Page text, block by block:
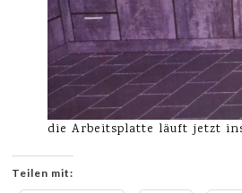
die Arbeitsplatte läuft jetzt
Teilen mit: